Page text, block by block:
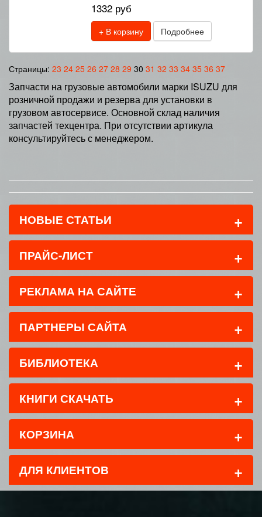
1332 руб
+ В корзину Подробнее
Страницы: 23 24 25 26 27 28 29 30 31 32 33 34 35 36 37
Запчасти на грузовые автомобили марки ISUZU для
розничной продажи и резерва для установки в
грузовом автосервисе. Основной склад наличия
запчастей техцентра. При отсутствии артикула
консультируйтесь с менеджером.
НОВЫЕ СТАТЬИ +
ПРАЙС-ЛИСТ +
РЕКЛАМА НА САЙТЕ +
ПАРТНЕРЫ САЙТА +
БИБЛИОТЕКА +
КНИГИ СКАЧАТЬ +
КОРЗИНА +
ДЛЯ КЛИЕНТОВ +